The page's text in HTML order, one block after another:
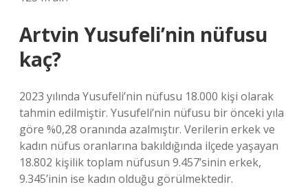
Artvin Yusufeli’nin nüfusu
kaç?
2023 yılında Yusufeli’nin nüfusu 18.000 kişi olarak
tahmin edilmiştir. Yusufeli’nin nüfusu bir önceki yıla
göre %0,28 oranında azalmıştır. Verilerin erkek ve
kadın nüfus oranlarına bakıldığında ilçede yaşayan
18.802 kişilik toplam nüfusun 9.457’sinin erkek,
9.345’inin ise kadın olduğu görülmektedir.